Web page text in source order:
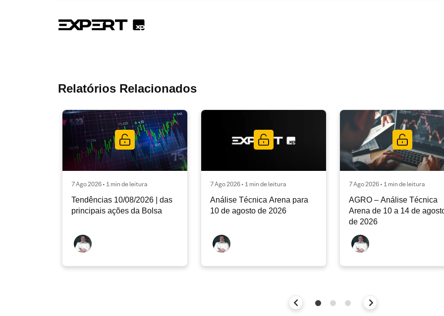
Relatórios Relacionados
7 Ago 2026 • 1 min de leitura
Tendências 10/08/2026 | das
principais ações da Bolsa
7 Ago 2026 • 1 min de leitura
Análise Técnica Arena para
10 de agosto de 2026
7 Ago 2026 • 1 min de leitura
AGRO – Análise Técnica
Arena de 10 a 14 de
de 2026